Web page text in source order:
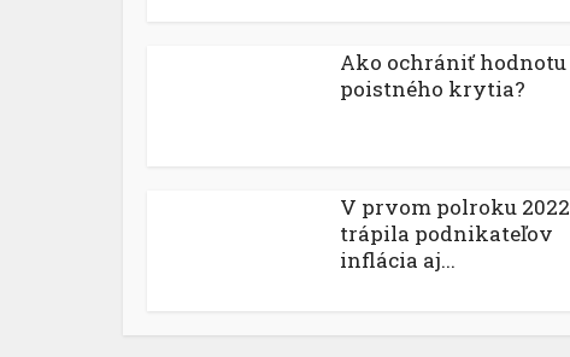
Ako ochrániť hodnotu
poistného krytia?
V prvom polroku 2022
trápila podnikateľov
inflácia aj...